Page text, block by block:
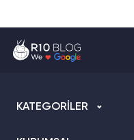
KATEGORİLER